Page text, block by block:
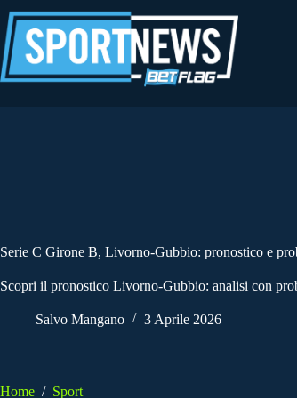
al
contenuto
Serie C Girone B, Livorno-Gubbio: pronostico e
Scopri il pronostico Livorno-Gubbio: analisi con
Salvo Mangano 3 Aprile 2026
Home / Sport